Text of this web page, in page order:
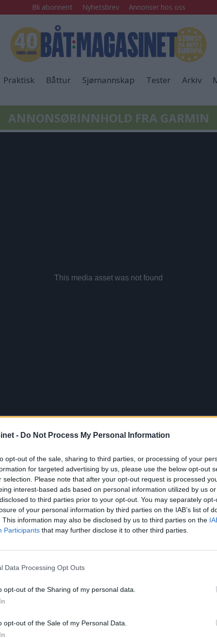
- Do Not Process My Personal Information
opt-out of the sale, sharing to third parties, or processing of your
for targeted advertising by us, please use the below opt-out
selection. Please note that after your opt-out request is processed
interest-based ads based on personal information utilized by us
to third parties prior to your opt-out. You may separately
of your personal information by third parties on the IAB’s list of
This information may also be disclosed by us to third parties on the
Participants that may further disclose it to other third parties.
Data Processing Opt Outs
opt-out of the Sharing of my personal data.
opt-out of the Sale of my Personal Data.
Bli abonnent Nyhetsbrev Annonser hos oss
Praktisk Båttur Sjømannskap Tester Arkiv
ANNONSØRINNHOLD FRA GARMIN
alt
din båt
sortiment og bli med ombord i en
Garmin Norge frem det de har å tilby på messen.
725 Pro rigget for hobbyfiske. Båten har blant